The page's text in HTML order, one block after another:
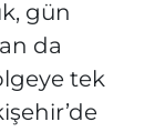
gün
da
tek